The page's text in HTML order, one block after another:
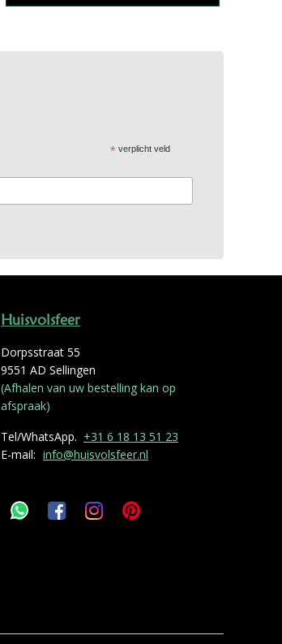
*verplicht veld
Huisvolsfeer
Dorpsstraat 55
9551 AD Sellingen
(Afhalen van uw bestelling kan op
afspraak)
Tel/WhatsApp. +31 6 18 13 51 23
E-mail: info@huisvolsfeer.nl